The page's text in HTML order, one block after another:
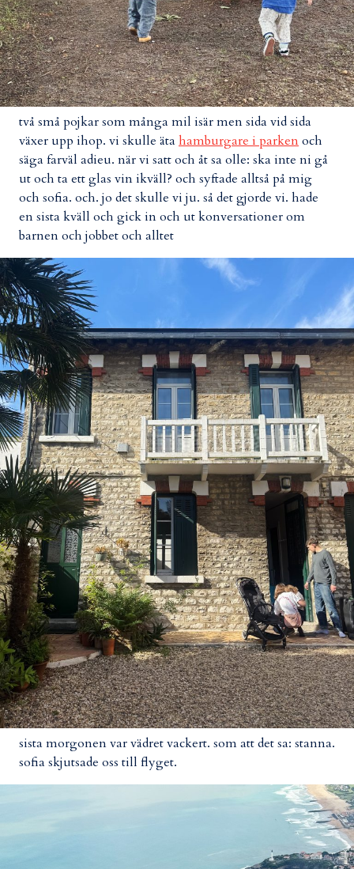
två små pojkar som många mil isär men sida vid sida
växer upp ihop. vi skulle äta hamburgare i parkenoch
säga farväl adieu. när vi satt och åt sa olle: ska inte ni gå
ut och ta ett glas vin ikväll? och syftade alltså på mig
och sofia. och. jo det skulle vi ju. så det gjorde vi. hade
en sista kväll och gick in och ut konversationer om
barnen och jobbet och alltet
sista morgonen var vädret vackert. som att det sa: stanna.
sofia skjutsade oss till flyget.